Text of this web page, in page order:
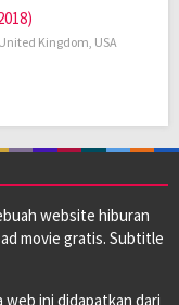
United Kingdom USA
website hiburan
movie gratis. Subtitle
ini didapatkan dari